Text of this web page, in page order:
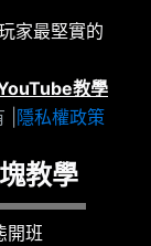
家最堅實的
教學
隱私權政策
教學
開班